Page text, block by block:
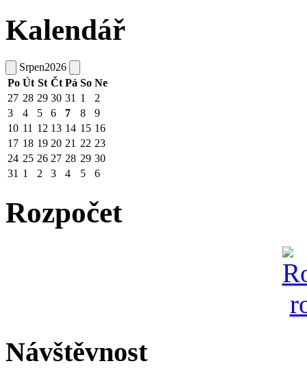
Kalendář
Srpen2026
Po Út St Čt Pá So Ne
27 28 29 30 31 1
2
3
4 5 6 7 8
9
10 11 12 13 14 15 16
17 18 19 20 21 22 23
24 25 26 27 28 29 30
31 1 2 3 4 5 6
Rozpočet
Návštěvnost